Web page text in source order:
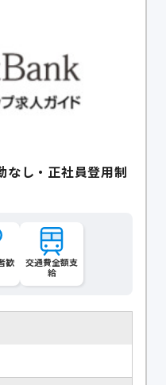
し・正社員登用制
歓
交通費全額支
給